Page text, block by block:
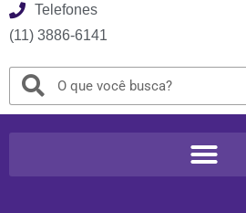
Telefones
(11) 3886-6141